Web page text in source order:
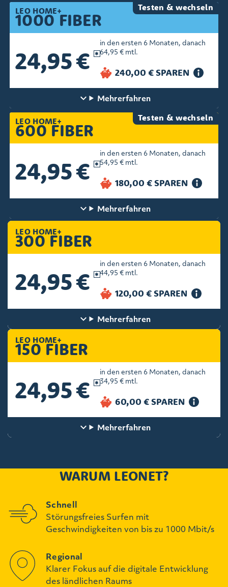
LEO HOME+
150 FIBER
24,95 €
in den ersten 6 Monaten, danach
34,95 € mtl.
Mehrerfahren
LEO HOME+
300 FIBER
24,95 €
in den ersten 6 Monaten, danach
44,95 € mtl.
Mehrerfahren
LEO HOME+
600 FIBER
Testen & wechseln
24,95 €
in den ersten 6 Monaten, danach
54,95 € mtl.
Mehrerfahren
LEO HOME+
1000 FIBER
Testen & wechseln
24,95 €
in den ersten 6 Monaten, danach
64,95 € mtl.
Mehrerfahren
WARUM LEONET?
Schnell
Störungsfreies Surfen mit
Geschwindigkeiten von bis zu 1000 Mbit/s
Regional
Klarer Fokus auf die digitale Entwicklung
des ländlichen Raums